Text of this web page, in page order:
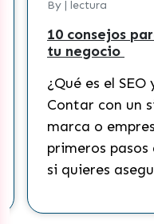
By | lectura
10 consejos
tu negocio
¿Qué es el
Contar con un
marca o
primeros pasos
si quieres